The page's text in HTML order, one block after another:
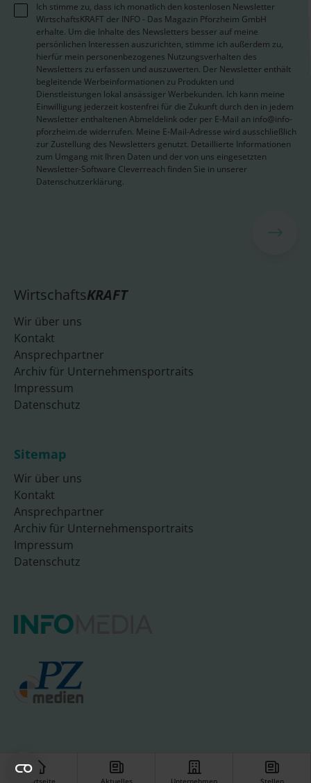
Ich stimme zu, dass ich monatlich den kostenlosen Newsletter
WirtschaftsKRAFT der INFO - Das Magazin Pforzheim GmbH
erhalte. Um die Inhalte des Newsletters besser auf meine
persönlichen Interessen auszurichten, stimme ich außerdem zu,
hierfür mein personenbezogenes Nutzungsverhalten des
Newsletters zu erfassen und auszuwerten. Der Newsletter enthält
begleitende Werbeinformationen zu Produkten und
Dienstleistungen lokal ansässiger Werbekunden. Ich kann meine
Einwilligung jederzeit kostenfrei für die Zukunft durch den in jedem
Newsletter enthaltenen Abmeldelink oder per E-Mail an info@info-
pforzheim.de widerrufen. Meine E-Mail-Adresse wird ausschließlich
zur Zustellung des Newsletters genutzt. Detaillierte Informationen
zum Umgang mit Ihren Daten und der von uns eingesetzten
Newsletter-Software Cleverreach finden Sie in unserer
Datenschutzerklärung.
WirtschaftsKRAFT
Wir über uns
Kontakt
Ansprechpartner
Archiv für Unternehmensportraits
Impressum
Datenschutz
Sitemap
Wir über uns
Kontakt
Ansprechpartner
Archiv für Unternehmensportraits
Impressum
Datenschutz